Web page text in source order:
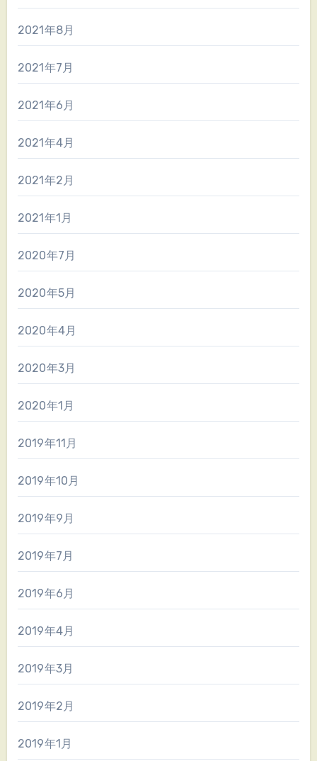
2021年8月
2021年7月
2021年6月
2021年4月
2021年2月
2021年1月
2020年7月
2020年5月
2020年4月
2020年3月
2020年1月
2019年11月
2019年10月
2019年9月
2019年7月
2019年6月
2019年4月
2019年3月
2019年2月
2019年1月